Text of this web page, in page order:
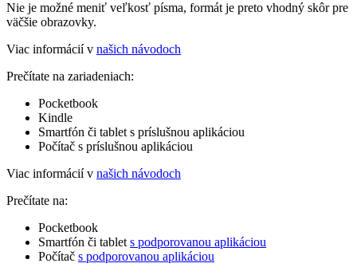
Nie je možné meniť veľkosť písma, formát je preto vhodný skôr pre
väčšie obrazovky.
Viac informácií v našich návodoch
Prečítate na zariadeniach:
Pocketbook
Kindle
Smartfón či tablet s príslušnou aplikáciou
Počítač s príslušnou aplikáciou
Viac informácií v našich návodoch
Prečítate na:
Pocketbook
Smartfón či tablet s podporovanou aplikáciou
Počítač s podporovanou aplikáciou